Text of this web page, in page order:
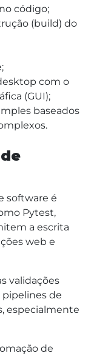
código;
(build) do
com o
(GUI);
baseados
software é
Pytest,
a escrita
web e
validações
pipelines de
especialmente
de